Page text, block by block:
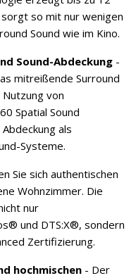
so mit nur wenigen
Sound wie im Kino.
Sound-Abdeckung -
mitreißende Surround
von
Spatial Sound
als
Systeme.
Sie sich authentischen
Wohnzimmer. Die
nur
und DTS:X®, sondern
Zertifizierung.
hochmischen - Der